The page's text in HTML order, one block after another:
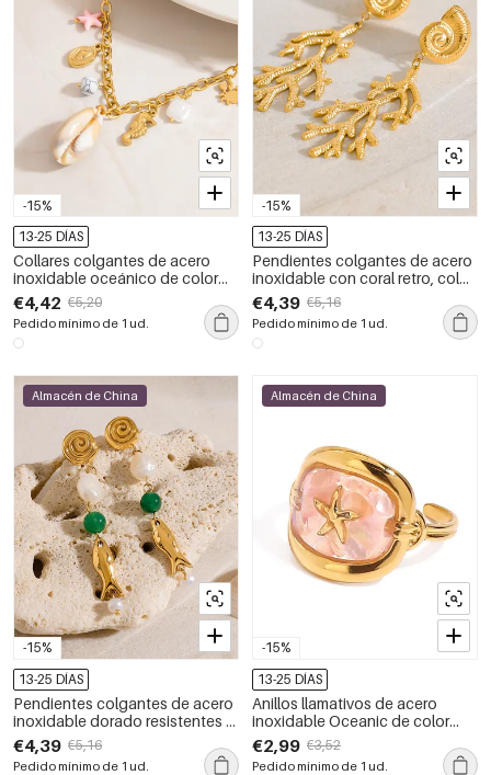
-15%
13-25 DÍAS
Collares colgantes de acero
inoxidable oceánico de color
dorado resistentes al agua
€4,42 €5,20
Pedido mínimo de 1 ud.
-15%
13-25 DÍAS
Pendientes colgantes de acero
inoxidable con coral retro, color
dorado, resistentes al agua
€4,39 €5,16
Pedido mínimo de 1 ud.
-15%
Almacén de China
13-25 DÍAS
Pendientes colgantes de acero
inoxidable dorado resistentes al
agua de Oceanic
€4,39 €5,16
Pedido mínimo de 1 ud.
-15%
Almacén de China
13-25 DÍAS
Anillos llamativos de acero
inoxidable Oceanic de color
dorado, resistentes al agua
€2,99 €3,52
Pedido mínimo de 1 ud.